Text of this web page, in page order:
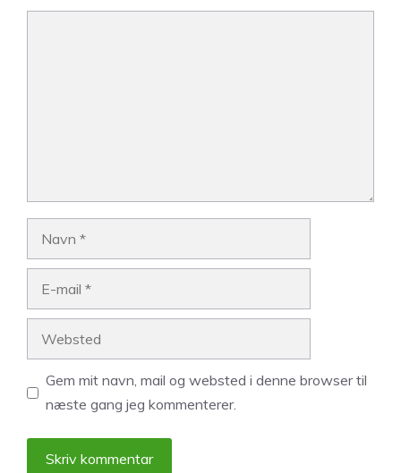
Gem mit navn, mail og websted i denne browser til
næste gang jeg kommenterer.